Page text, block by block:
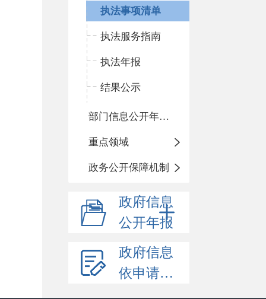
执法事项清单
执法服务指南
执法年报
结果公示
部门信息公开年度报告
重点领域
政务公开保障机制
政府信息
公开年报
政府信息
依申请公开